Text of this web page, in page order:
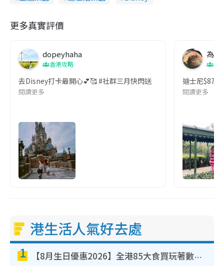
更多真實評價
dopeyhaha
香港攻略
去Disney打卡最開心💕🥰 #社群三月快閃送
閱讀更多
為食
親
迪士尼$879
閱讀更多
港生活人氣好去處
1 【8月生日優惠2026】全港85大食買玩著數攻略 自助餐/火鍋放題同行免費＋誠品/DONKI送現金券